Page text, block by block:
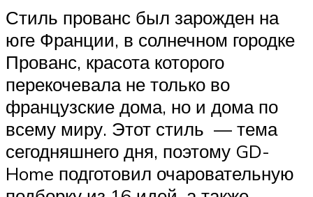
Стиль прованс был зарожден на
юге Франции, в солнечном городке
Прованс, красота которого
перекочевала не только во
французские дома, но и дома по
всему миру. Этот стиль — тема
сегодняшнего дня, поэтому GD-
Home подготовил очаровательную